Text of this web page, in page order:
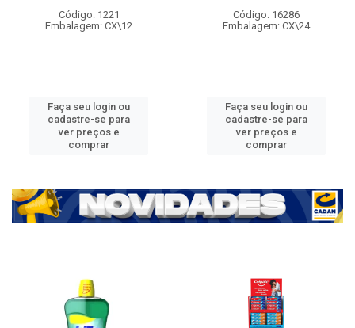
Código: 1221
Embalagem: CX\12
Faça seu login ou
cadastre-se para
ver preços e
comprar
Código: 16286
Embalagem: CX\24
Faça seu login ou
cadastre-se para
ver preços e
comprar